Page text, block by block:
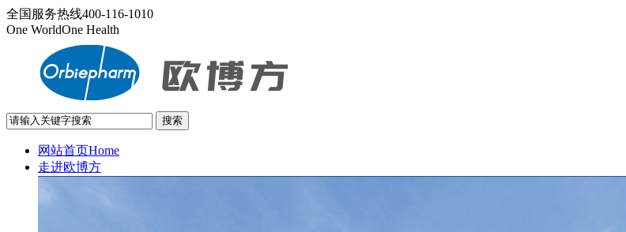
全国服务热线400-116-1010
One WorldOne Health
网站首页Home
走进欧博方